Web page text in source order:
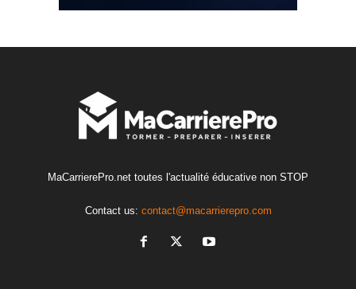
MaCarrierePro.net toutes l'actualité éducative non STOP
Contact us: contact@macarrierepro.com